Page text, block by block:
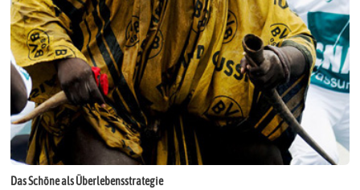
Das Schöne als Überlebensstrategie